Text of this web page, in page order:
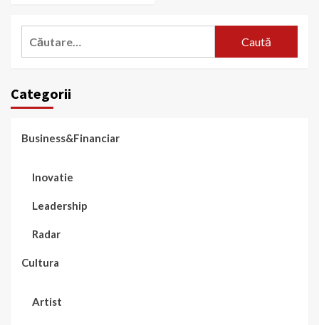
Categorii
Business&Financiar
Inovatie
Leadership
Radar
Cultura
Artist